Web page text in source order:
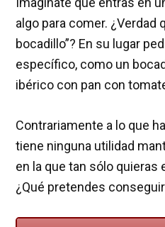
algo para comer. ¿Verdad
bocadillo”? En su lugar
específico, como un
ibérico con pan con
Contrariamente a lo que
tiene ninguna utilidad
en la que tan sólo quieras
¿Qué pretendes